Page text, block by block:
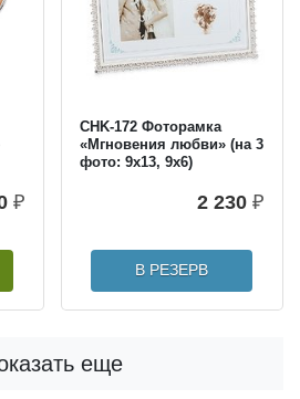
₽
CHK-172 Фоторамка
«Мгновения любви» (на 3
фото: 9х13, 9х6)
2 230 ₽
В РЕЗЕРВ
еще